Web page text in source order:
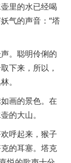
里的水已经喝
气的声音：“塔
声。聪明伶俐的
下来，所以，
。
画的景色。在
的大山。
呼起来，猴子
的耳塞。塔克